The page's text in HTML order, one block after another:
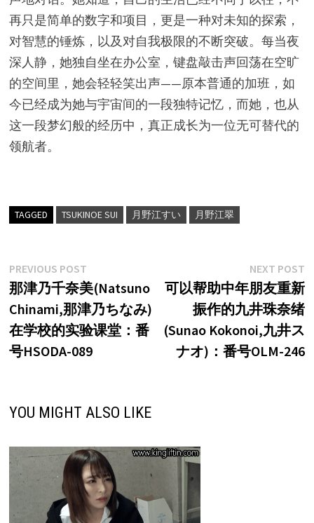
再只是简单的数字和项目，更是一种对未知的探索，
对智慧的锤炼，以及对自我极限的不断突破。每当夜
深人静，她独自坐在办公室，键盘敲击声回荡在空旷
的空间里，她会轻轻笑出声——原本普通的加班，如
今已经成为她与宇宙间的一段独特记忆，而她，也从
这一段梦幻般的经历中，真正成长为一位无可替代的
领航者。
TAGGED TSUKINOE SUI 月野江すい 月野江翠
文
章
导
航
PREVIOUS POSTPrevious
post:
那津乃千奈美(Natsuno
Chinami,那津乃ちなみ)
在学校的实验课堂：番
号HSODA-089
NEXT POST
可以帮助中年朋友重新
振作的九井珠奈绪
(Sunao Kokonoi,九井ス
ナオ)：番号OLM-246
YOU MIGHT ALSO LIKE